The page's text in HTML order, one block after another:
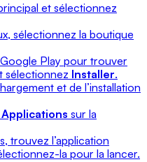
et sélectionnez
sélectionnez la boutique
Play pour trouver
sélectionnez Installer.
et de l’installation
Applications sur la
trouvez l’application
la pour la lancer.